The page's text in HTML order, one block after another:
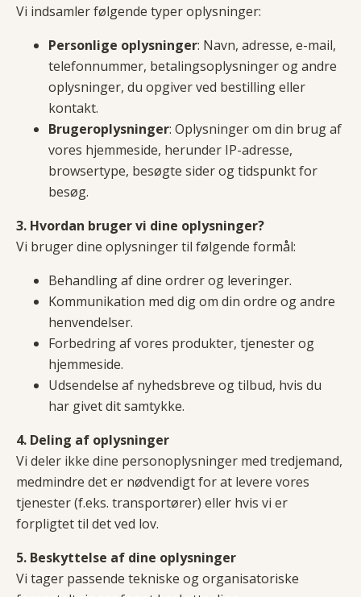
Vi indsamler følgende typer oplysninger:
Personlige oplysninger: Navn, adresse, e-mail,
telefonnummer, betalingsoplysninger og andre
oplysninger, du opgiver ved bestilling eller
kontakt.
Brugeroplysninger: Oplysninger om din brug af
vores hjemmeside, herunder IP-adresse,
browsertype, besøgte sider og tidspunkt for
besøg.
3. Hvordan bruger vi dine oplysninger?
Vi bruger dine oplysninger til følgende formål:
Behandling af dine ordrer og leveringer.
Kommunikation med dig om din ordre og andre
henvendelser.
Forbedring af vores produkter, tjenester og
hjemmeside.
Udsendelse af nyhedsbreve og tilbud, hvis du
har givet dit samtykke.
4. Deling af oplysninger
Vi deler ikke dine personoplysninger med tredjemand,
medmindre det er nødvendigt for at levere vores
tjenester (f.eks. transportører) eller hvis vi er
forpligtet til det ved lov.
5. Beskyttelse af dine oplysninger
Vi tager passende tekniske og organisatoriske